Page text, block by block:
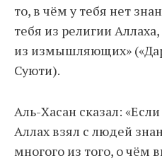
то, в чём у тебя нет
тебя из религии
из измышляющих»
Суюти).
Аль-Хасан сказал:
Аллах взял с людей
многого из того, о чём